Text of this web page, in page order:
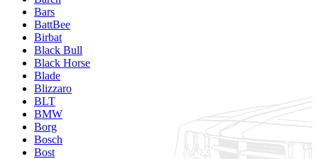
Bars
BattBee
Birbat
Black Bull
Black Horse
Blade
Blizzaro
BLT
BMW
Borg
Bosch
Bost